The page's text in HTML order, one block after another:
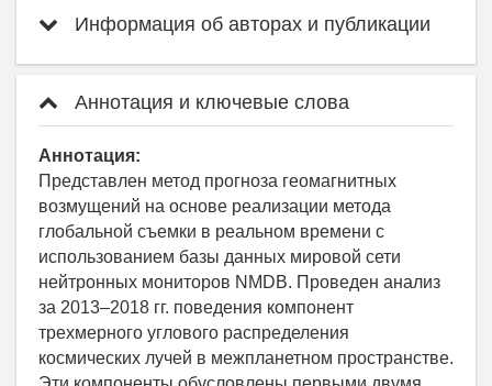
Информация об авторах и публикации
Аннотация и ключевые слова
Аннотация:
Представлен метод прогноза геомагнитных
возмущений на основе реализации метода
глобальной съемки в реальном времени с
использованием базы данных мировой сети
нейтронных мониторов NMDB. Проведен анализ
за 2013–2018 гг. поведения компонент
трехмерного углового распределения
космических лучей в межпланетном пространстве.